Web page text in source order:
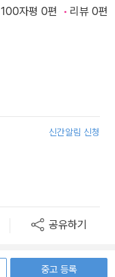
100자평 0편 리뷰 0편
신간알림 신청
공유하기
중고 등록